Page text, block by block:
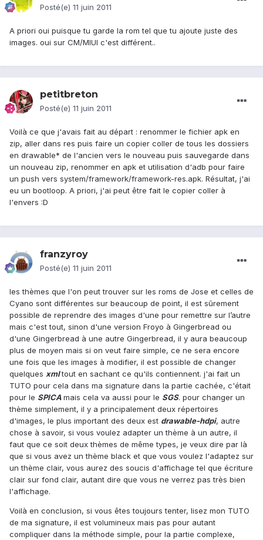
Posté(e) 11 juin 2011
A priori oui puisque tu garde la rom tel que tu ajoute juste des
images. oui sur CM/MIUI c'est différent..
petitbreton
Posté(e) 11 juin 2011
Voilà ce que j'avais fait au départ : renommer le fichier apk en
zip, aller dans res puis faire un copier coller de tous les dossiers
en drawable* de l'ancien vers le nouveau puis sauvegarde dans
un nouveau zip, renommer en apk et utilisation d'adb pour faire
un push vers system/framework/framework-res.apk. Résultat, j'ai
eu un bootloop. A priori, j'ai peut être fait le copier coller à
l'envers :D
franzyroy
Posté(e) 11 juin 2011
les thèmes que l'on peut trouver sur les roms de Jose et celles de
Cyano sont différentes sur beaucoup de point, il est sûrement
possible de reprendre des images d'une pour remettre sur l’autre
mais c'est tout, sinon d'une version Froyo à Gingerbread ou
d'une Gingerbread à une autre Gingerbread, il y aura beaucoup
plus de moyen mais si on veut faire simple, ce ne sera encore
une fois que les images à modifier, il est possible de changer
quelques xmltout en sachant ce qu'ils contiennent. j'ai fait un
TUTO pour cela dans ma signature dans la partie cachée, c'était
pour le SPICAmais cela va aussi pour le SGS. pour changer un
thème simplement, il y a principalement deux répertoires
d'images, le plus important des deux est drawable-hdpi, autre
chose à savoir, si vous voulez adapter un thème à un autre, il
faut que ce soit deux thèmes de même types, je veux dire par là
que si vous avez un thème black et que vous voulez l'adaptez sur
un thème clair, vous aurez des soucis d'affichage tel que écriture
clair sur fond clair, autant dire que vous ne verrez pas très bien
l'affichage.
Voilà en conclusion, si vous êtes toujours tenter, lisez mon TUTO
de ma signature, il est volumineux mais pas pour autant
compliquer dans la méthode simple, pour la partie complexe,